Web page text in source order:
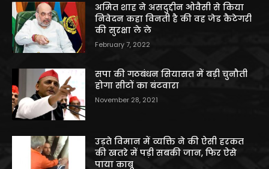
अमित शाह ने असदुद्दीन ओवैसी से किया
निवेदन कहा विनती है की वह जेड कैटेगरी
की सुरक्षा ले ले
February 7, 2022
सपा की गठबंधन सियासत में बड़ी चुनौती
होगा सीटों का बंटवारा
November 28, 2021
उड़ते विमान में व्यक्ति ने की ऐसी हरकत
की खतरे में पड़ी सबकी जान, फिर ऐसे
पाया काबू